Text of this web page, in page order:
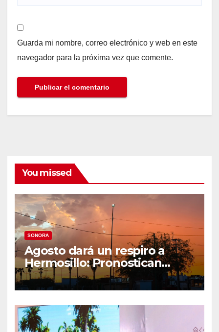
Guarda mi nombre, correo electrónico y web en este
navegador para la próxima vez que comente.
You missed
SONORA
Agosto dará un respiro a
Hermosillo: Pronostican
semana lluviosa y
temperaturas de hasta 34°C